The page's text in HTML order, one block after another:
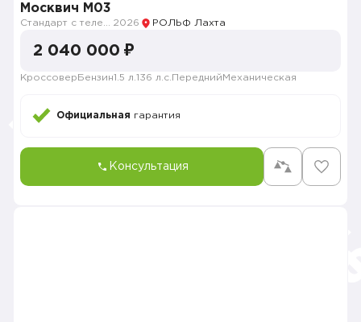
Москвич M03
2026 РОЛЬФ Лахта
2 040 000 ₽
Кроссовер Бензин1.5 л. 136 л.с. Передний Механическая
Официальная гарантия
Консультация